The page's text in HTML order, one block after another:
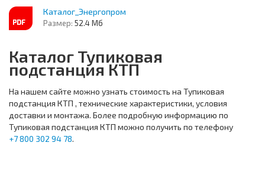
Каталог_Энергопром
Размер: 52.4 Мб
Каталог Тупиковая
подстанция КТП
На нашем сайте можно узнать стоимость на Тупиковая
подстанция КТП , технические характеристики, условия
доставки и монтажа. Более подробную информацию по
Тупиковая подстанция КТП можно получить по телефону
+7 800 302 94 78.